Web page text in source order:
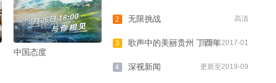
中国态度
2 高清
无限挑战
3 更新至2017-01
歌声中的美丽贵州 丁酉年
4 更新至2019-09
深视新闻